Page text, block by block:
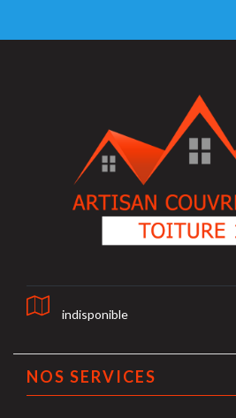
indisponible
NOS SERVICES